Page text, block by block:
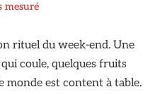
mesuré
rituel du week-end. Une
coule, quelques fruits
monde est content à table.